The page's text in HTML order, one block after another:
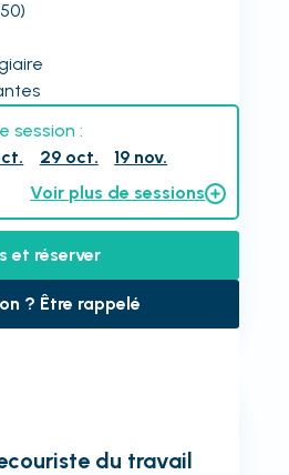
session :
29 oct.
19 nov.
Voir plus de sessions
et réserver
? Être rappelé
du travail